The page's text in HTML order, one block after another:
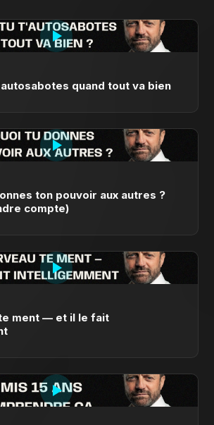
quand tout va bien
ton pouvoir aux autres ?
compte)
ment — et il le fait